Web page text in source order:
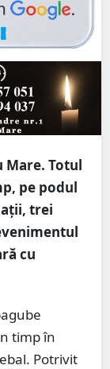
Mare. Totul
pe podul
trei
cu
timp în
Potrivit